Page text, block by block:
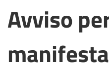
Avviso